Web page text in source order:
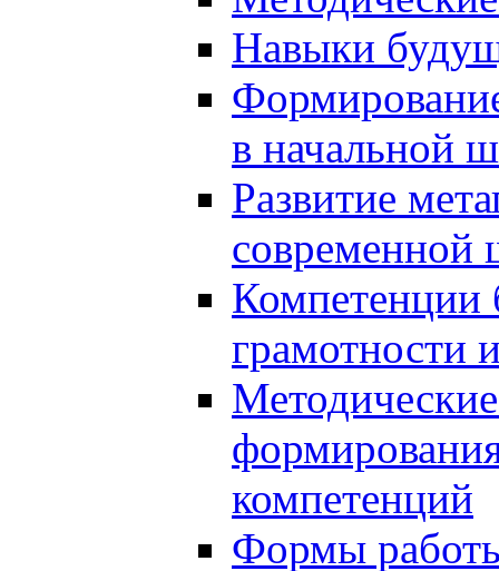
Навыки
в начальной
Развитие
современной
Компетенции
грамотности
компетенций
Формы